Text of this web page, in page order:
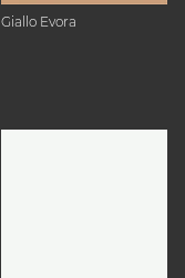
Giallo Evora